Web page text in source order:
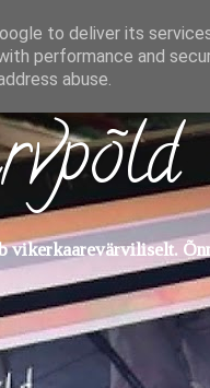
vikerkaarevärviliselt.
to deliver its
performance and
abuse.